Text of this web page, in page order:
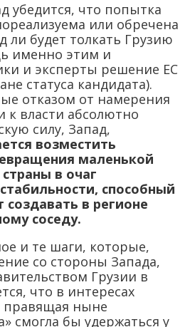
убедится, что попытка
или обречена
ли будет толкать Грузию
именно этим и
и эксперты решение ЕС
статуса кандидата).
отказом от намерения
к власти абсолютно
силу, Запад,
возместить
маленькой
в очаг
способный
в регионе
соседу.
и те шаги, которые,
со стороны Запада,
Грузии в
что в интересах
правящая ныне
смогла бы удержаться у